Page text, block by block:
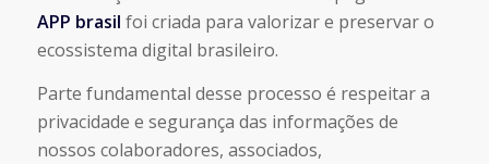
APP brasil foi criada para valorizar e preservar o
ecossistema digital brasileiro.
Parte fundamental desse processo é respeitar a
privacidade e segurança das informações de
nossos colaboradores, associados,